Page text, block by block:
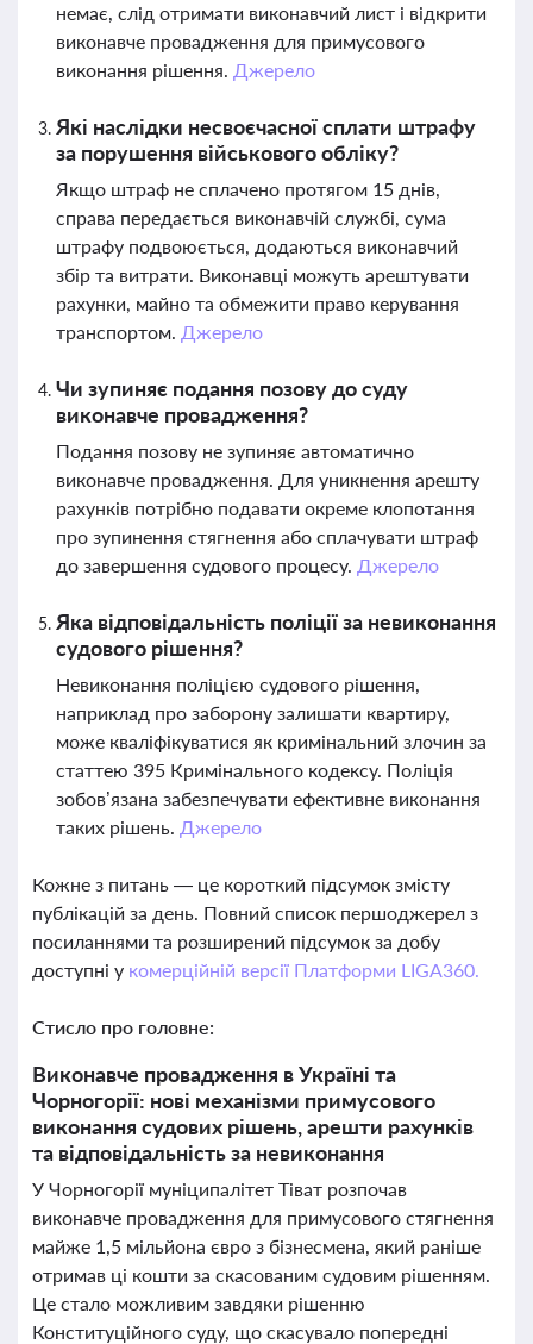
немає, слід отримати виконавчий лист і відкрити
виконавче провадження для примусового
виконання рішення. Джерело
Які наслідки несвоєчасної сплати штрафу
за порушення військового обліку?
Якщо штраф не сплачено протягом 15 днів,
справа передається виконавчій службі, сума
штрафу подвоюється, додаються виконавчий
збір та витрати. Виконавці можуть арештувати
рахунки, майно та обмежити право керування
транспортом. Джерело
Чи зупиняє подання позову до суду
виконавче провадження?
Подання позову не зупиняє автоматично
виконавче провадження. Для уникнення арешту
рахунків потрібно подавати окреме клопотання
про зупинення стягнення або сплачувати штраф
до завершення судового процесу. Джерело
Яка відповідальність поліції за невиконання
судового рішення?
Невиконання поліцією судового рішення,
наприклад про заборону залишати квартиру,
може кваліфікуватися як кримінальний злочин за
статтею 395 Кримінального кодексу. Поліція
зобов’язана забезпечувати ефективне виконання
таких рішень. Джерело
Кожне з питань — це короткий підсумок змісту
публікацій за день. Повний список першоджерел з
посиланнями та розширений підсумок за добу
доступні у комерційній версії Платформи LIGA360.
Стисло про головне:
Виконавче провадження в Україні та
Чорногорії: нові механізми примусового
виконання судових рішень, арешти рахунків
та відповідальність за невиконання
У Чорногорії муніципалітет Тіват розпочав
виконавче провадження для примусового стягнення
майже 1,5 мільйона євро з бізнесмена, який раніше
отримав ці кошти за скасованим судовим рішенням.
Це стало можливим завдяки рішенню
Конституційного суду, що скасувало попередні